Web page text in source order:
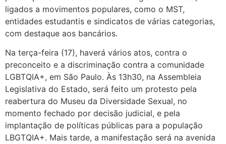
ligados a movimentos populares, como o MST,
entidades estudantis e sindicatos de várias categorias,
com destaque aos bancários.
Na terça-feira (17), haverá vários atos, contra o
preconceito e a discriminação contra a comunidade
LGBTQIA+, em São Paulo. Às 13h30, na Assembleia
Legislativa do Estado, será feito um protesto pela
reabertura do Museu da Diversidade Sexual, no
momento fechado por decisão judicial, e pela
implantação de políticas públicas para a população
LBGTQIA+. Mais tarde, a manifestação será na avenida